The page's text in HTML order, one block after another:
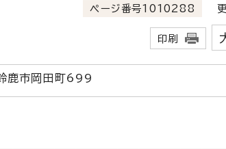
ページ番号1010288 更
印刷
市岡田町699